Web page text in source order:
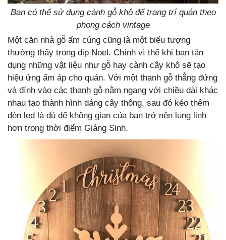
Bạn có thể sử dụng cành gỗ khô để trang trí quán theo
phong cách vintage
Một căn nhà gỗ ấm cúng cũng là một biểu tượng
thường thấy trong dịp Noel. Chính vì thế khi bạn tận
dụng những vật liệu như gỗ hay cành cây khô sẽ tạo
hiệu ứng ấm áp cho quán. Với một thanh gỗ thẳng đứng
và đính vào các thanh gỗ nằm ngang với chiều dài khác
nhau tạo thành hình dáng cây thông, sau đó kéo thêm
đèn led là đủ để không gian của bạn trở nên lung linh
hơn trong thời điểm Giáng Sinh.